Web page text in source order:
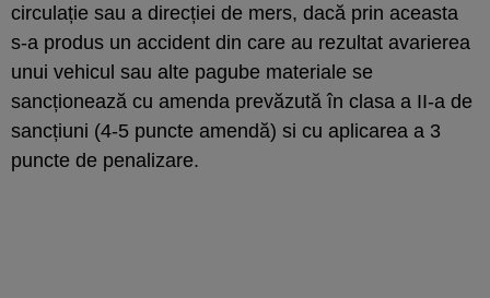
circulație sau a direcției de mers, dacă prin aceasta
s-a produs un accident din care au rezultat avarierea
unui vehicul sau alte pagube materiale se
sancționează cu amenda prevăzută în clasa a II-a de
sancțiuni (4-5 puncte amendă) si cu aplicarea a 3
puncte de penalizare.